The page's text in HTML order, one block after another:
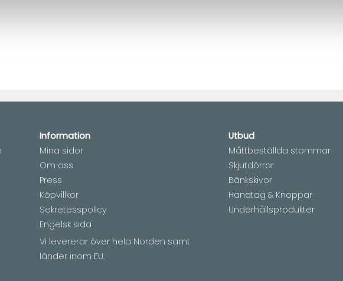
Information
Mina sidor
Om oss
Press
Köpvillkor
Sekretesspolicy
Engelsk sida
Vi levererar över hela Norden samt
länder inom EU.
Utbud
Måttbeställda stommar
Skjutdörrar
Bänkskivor
Handtag & Knoppar
Underhållsprodukter